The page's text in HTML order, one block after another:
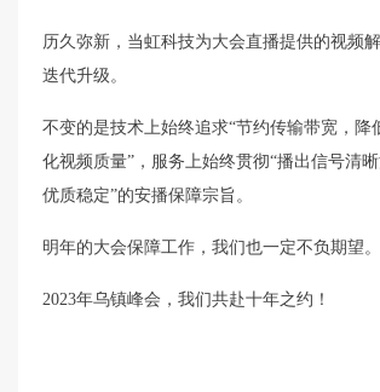
历久弥新，当虹科技为大会直播提供的视频
迭代升级。
不变的是技术上始终追求“节约传输带宽，降
化视频质量”，服务上始终贯彻“播出信号清
优质稳定”的安播保障宗旨。
明年的大会保障工作，我们也一定不负期望。
2023年乌镇峰会，我们共赴十年之约！